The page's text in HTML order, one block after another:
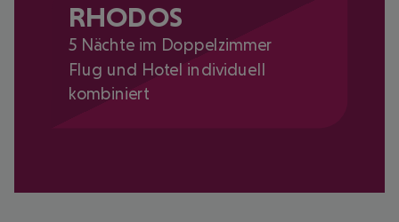
RHODOS
5 Nächte im Doppelzimmer
Flug und Hotel individuell
kombiniert